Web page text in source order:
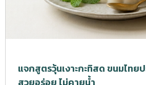
แจกสูตรวุ้นเงาะกะทิสด ขนมไทย